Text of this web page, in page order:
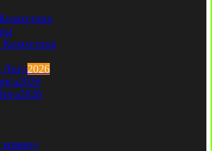
Лига2026
2026
2026
команд